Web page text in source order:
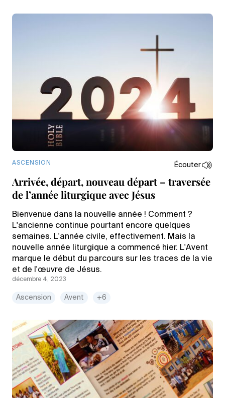
ASCENSION Écouter
Arrivée, départ, nouveau départ – traversée
de l’année liturgique avec Jésus
Bienvenue dans la nouvelle année ! Comment ?
L'ancienne continue pourtant encore quelques
semaines. L'année civile, effectivement. Mais la
nouvelle année liturgique a commencé hier. L'Avent
marque le début du parcours sur les traces de la vie
et de l'œuvre de Jésus.
décembre 4, 2023
Ascension Avent +6